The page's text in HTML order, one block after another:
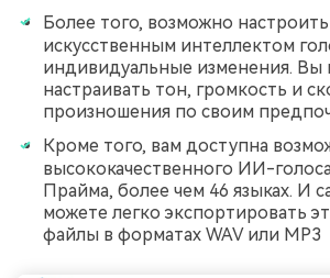
Более того, возможно
искусственным интеллектом
индивидуальные изменения. Вы
настраивать тон, громкость и
произношения по своим
Кроме того, вам доступна
высококачественного ИИ-
Прайма, более чем 46 языках. И
можете легко экспортировать
файлы в форматах WAV или MP3